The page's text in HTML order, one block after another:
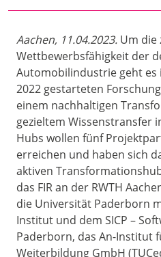
Aachen, 11.04.2023. Um die
Wettbewerbsfähigkeit der
Automobilindustrie geht es
2022 gestarteten
einem nachhaltigen
gezieltem Wissenstransfer
Hubs wollen fünf
erreichen und haben sich
aktiven
das FIR an der RWTH
die Universität Paderborn
Institut und dem SICP –
Paderborn, das An-Institut
Weiterbildung GmbH